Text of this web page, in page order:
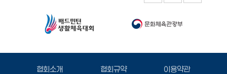
협회소개 협회규약
이용약관